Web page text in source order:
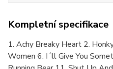
Kompletní specifikace
1. Achy Breaky Heart 2.
Women 6. I´ll Give You